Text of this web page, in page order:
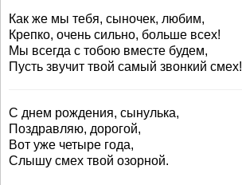
Как же мы тебя, сыночек, любим,
Крепко, очень сильно, больше всех!
Мы всегда с тобою вместе будем,
Пусть звучит твой самый звонкий смех!
С днем рождения, сынулька,
Поздравляю, дорогой,
Вот уже четыре года,
Слышу смех твой озорной.